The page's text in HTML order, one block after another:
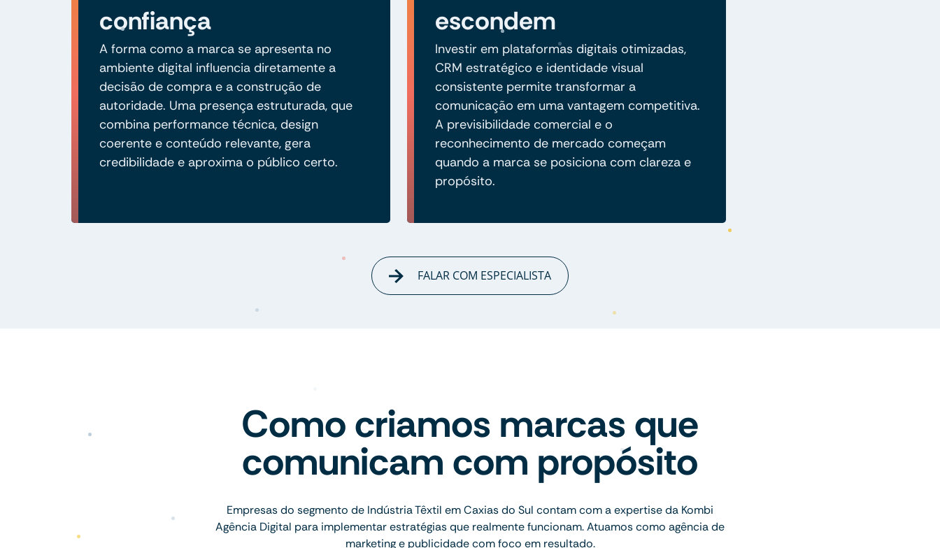
confiança
A forma como a marca se apresenta no
ambiente digital influencia diretamente a
decisão de compra e a construção de
autoridade. Uma presença estruturada, que
combina performance técnica, design
coerente e conteúdo relevante, gera
credibilidade e aproxima o público certo.
escondem
Investir em plataformas digitais otimizadas,
CRM estratégico e identidade visual
consistente permite transformar a
comunicação em uma vantagem competitiva.
A previsibilidade comercial e o
reconhecimento de mercado começam
quando a marca se posiciona com clareza e
propósito.
FALAR COM ESPECIALISTA
Como criamos marcas que
comunicam com propósito
Empresas do segmento de Indústria Têxtil em Caxias do Sul contam com a expertise da Kombi
Agência Digital para implementar estratégias que realmente funcionam. Atuamos como agência de
marketing e publicidade com foco em resultado.